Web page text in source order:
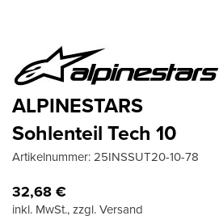
ALPINESTARS
Sohlenteil Tech 10
Artikelnummer:25INSSUT20-10-78
32,68€
inkl. MwSt., zzgl. Versand